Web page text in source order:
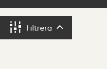
Filtrera Filtrera